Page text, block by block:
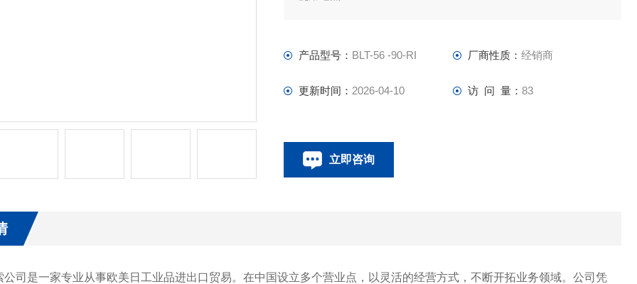
响应设施
产品型号： BLT-56 -90-RI 厂商性质： 经销商
更新时间： 2026-04-10 访 问 量： 83
立即咨询
公司是一家专业从事欧美日工业品进出口贸易。在中国设立多个营业点，以灵活的经营方式，不断开拓业务领域。公司凭